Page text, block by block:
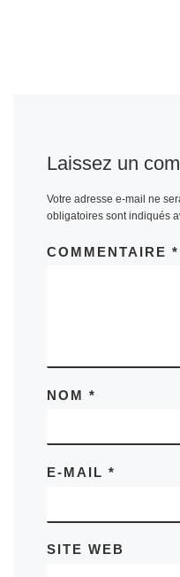
Laissez un
Votre adresse e-mail ne
obligatoires sont indiqués
COMMENTAIRE *
NOM *
E-MAIL *
SITE WEB